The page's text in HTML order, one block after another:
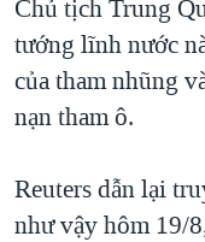
THỂ THAO
GIÁO DỤC
TRỊNH VĨNH BÌNH
GROUND ZERO –
CHI PHÍ CHIẾN
THƯỢNG ĐỈNH
TRỊNH VĨNH BÌNH
Ngôn ngữ khác
Chủ tịch Trung
tướng lĩnh nước
của tham nhũng
nạn tham ô.
Reuters dẫn lại
như vậy hôm 19/